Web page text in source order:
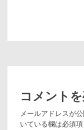
コメント
メールアドレスが
いている欄は必須